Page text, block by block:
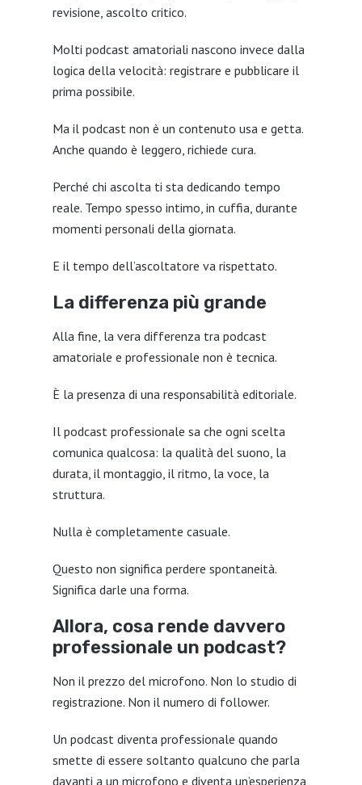
revisione, ascolto critico.
Molti podcast amatoriali nascono invece dalla
logica della velocità: registrare e pubblicare il
prima possibile.
Ma il podcast non è un contenuto usa e getta.
Anche quando è leggero, richiede cura.
Perché chi ascolta ti sta dedicando tempo
reale. Tempo spesso intimo, in cuffia, durante
momenti personali della giornata.
E il tempo dell’ascoltatore va rispettato.
La differenza più grande
Alla fine, la vera differenza tra podcast
amatoriale e professionale non è tecnica.
È la presenza di una responsabilità editoriale.
Il podcast professionale sa che ogni scelta
comunica qualcosa: la qualità del suono, la
durata, il montaggio, il ritmo, la voce, la
struttura.
Nulla è completamente casuale.
Questo non significa perdere spontaneità.
Significa darle una forma.
Allora, cosa rende davvero
professionale un podcast?
Non il prezzo del microfono. Non lo studio di
registrazione. Non il numero di follower.
Un podcast diventa professionale quando
smette di essere soltanto qualcuno che parla
davanti a un microfono e diventa un’esperienza